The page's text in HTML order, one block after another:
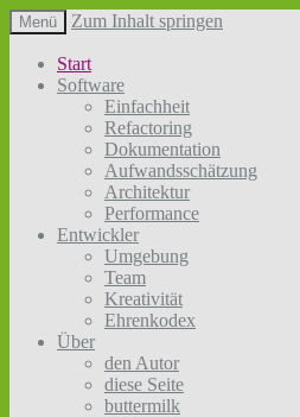
wilke-experience
einfacher!
Menü Zum Inhalt springen
Start
Software
Einfachheit
Refactoring
Dokumentation
Aufwandsschätzung
Architektur
Performance
Entwickler
Umgebung
Team
Kreativität
Ehrenkodex
Über
den Autor
diese Seite
buttermilk